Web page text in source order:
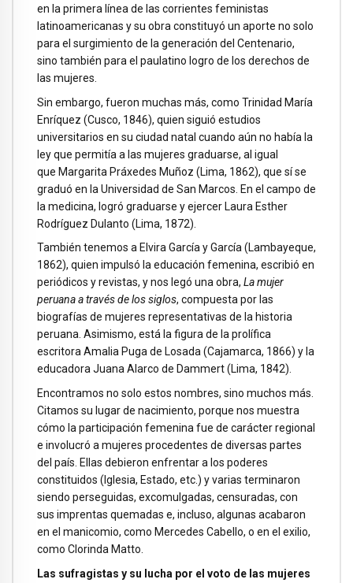
en la primera línea de las corrientes feministas
latinoamericanas y su obra constituyó un aporte no solo
para el surgimiento de la generación del Centenario,
sino también para el paulatino logro de los derechos de
las mujeres.
Sin embargo, fueron muchas más, como Trinidad María
Enríquez (Cusco, 1846), quien siguió estudios
universitarios en su ciudad natal cuando aún no había la
ley que permitía a las mujeres graduarse, al igual
que Margarita Práxedes Muñoz (Lima, 1862), que sí se
graduó en la Universidad de San Marcos. En el campo de
la medicina, logró graduarse y ejercer Laura Esther
Rodríguez Dulanto (Lima, 1872).
También tenemos a Elvira García y García (Lambayeque,
1862), quien impulsó la educación femenina, escribió en
periódicos y revistas, y nos legó una obra, La mujer
peruana a través de los siglos, compuesta por las
biografías de mujeres representativas de la historia
peruana. Asimismo, está la figura de la prolífica
escritora Amalia Puga de Losada (Cajamarca, 1866) y la
educadora Juana Alarco de Dammert (Lima, 1842).
Encontramos no solo estos nombres, sino muchos más.
Citamos su lugar de nacimiento, porque nos muestra
cómo la participación femenina fue de carácter regional
e involucró a mujeres procedentes de diversas partes
del país. Ellas debieron enfrentar a los poderes
constituidos (Iglesia, Estado, etc.) y varias terminaron
siendo perseguidas, excomulgadas, censuradas, con
sus imprentas quemadas e, incluso, algunas acabaron
en el manicomio, como Mercedes Cabello, o en el exilio,
como Clorinda Matto.
Las sufragistas y su lucha por el voto de las mujeres